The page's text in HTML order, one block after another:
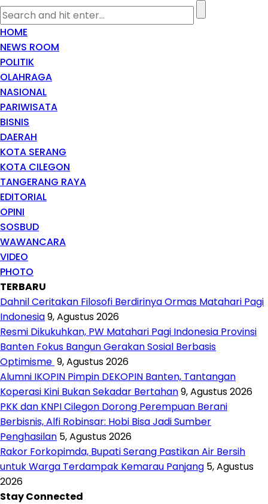
HOME
NEWS ROOM
POLITIK
OLAHRAGA
NASIONAL
PARIWISATA
BISNIS
DAERAH
KOTA SERANG
KOTA CILEGON
TANGERANG RAYA
EDITORIAL
OPINI
SOSBUD
WAWANCARA
VIDEO
PHOTO
TERBARU
Dahnil Ceritakan Filosofi Berdirinya Ormas Matahari Pagi
Indonesia9, Agustus 2026
Resmi Dikukuhkan, PW Matahari Pagi Indonesia Provinsi
Banten Fokus Bangun Gerakan Sosial Berbasis
Optimisme 9, Agustus 2026
Alumni IKOPIN Pimpin DEKOPIN Banten, Tantangan
Koperasi Kini Bukan Sekadar Bertahan9, Agustus 2026
PKK dan KNPI Cilegon Dorong Perempuan Berani
Berbisnis, Alfi Robinsar: Hobi Bisa Jadi Sumber
Penghasilan 5, Agustus 2026
Rakor Forkopimda, Bupati Serang Pastikan Air Bersih
untuk Warga Terdampak Kemarau Panjang 5, Agustus
2026
Stay Connected